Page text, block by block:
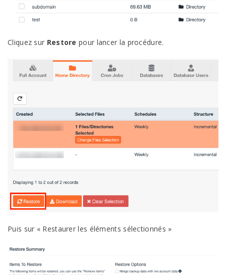
Cliquez sur Restore pour lancer la procédure.
Puis sur « Restaurer les éléments sélectionnés »